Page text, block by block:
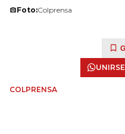
Foto:Colprensa
COLPRENSA